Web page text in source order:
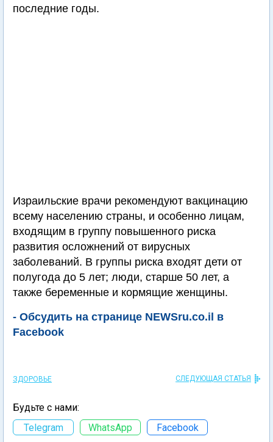
последние годы.
Израильские врачи рекомендуют вакцинацию
всему населению страны, и особенно лицам,
входящим в группу повышенного риска
развития осложнений от вирусных
заболеваний. В группы риска входят дети от
полугода до 5 лет; люди, старше 50 лет, а
также беременные и кормящие женщины.
- Обсудить на странице NEWSru.co.il в
Facebook
ЗДОРОВЬЕ СЛЕДУЮЩАЯ СТАТЬЯ
Будьте с нами:
Telegram
WhatsApp Facebook